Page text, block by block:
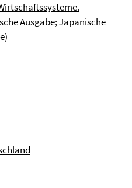
Ausgabe;Japanische